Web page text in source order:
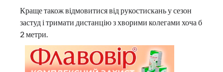
Краще також відмовитися від рукостискань у сезон
застуд і тримати дистанцію з хворими колегами хоча б
2 метри.